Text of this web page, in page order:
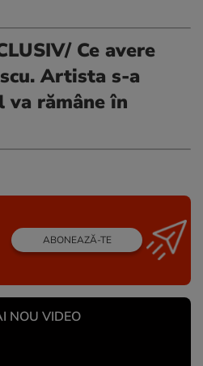
Ce avere
Artista s-a
rămâne în
ABONEAZĂ-TE
NOU VIDEO